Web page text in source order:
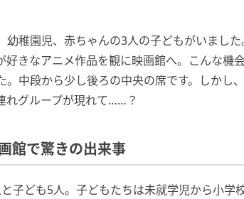
幼稚園児、赤ちゃんの3人の子どもがいまし
好きなアニメ作品を観に映画館へ。こんな機
。中段から少し後ろの中央の席です。しかし
れグループが現れて……？
館で驚きの出来事
子ども5人。子どもたちは未就学児から小学